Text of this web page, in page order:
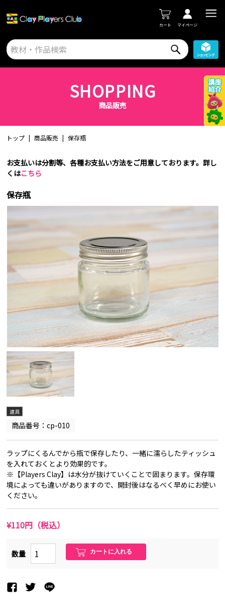
カート マイページ
SHOPPING
商品販売
トップ 商品販売 保存瓶
お支払いは分割等、各種お支払い方法をご用意しております。詳し
くはこちら
保存瓶
道具
商品番号：cp-010
ラップにくるんでから瓶で保存したり、一緒に濡らしたティッシュ
を入れておくとより効果的です。
※【Players Clay】は水分が抜けていくことで固まります。保存環
境によっても違いがありますので、開封後はなるべく早めにお使い
ください。
¥110円（税込）
数量